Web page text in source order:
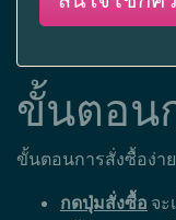
ขั้นตอน
ขั้นตอนการสั่งซื้อง่า
กดปุ่มสั่งซื้อ จะ